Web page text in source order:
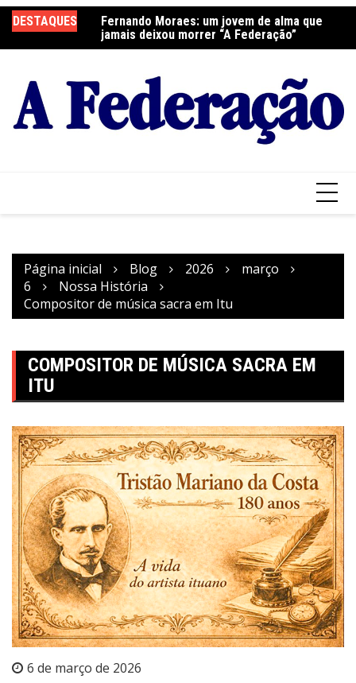
para
o
DESTAQUES
Fernando Moraes: um jovem de alma que
jamais deixou morrer “A Federação”
Curso Oração e Vida na Paróquia São José
Página inicial Blog 2026
março
6
Nossa História
Compositor de música sacra em Itu
COMPOSITOR DE MÚSICA SACRA EM
ITU
6 de março de 2026